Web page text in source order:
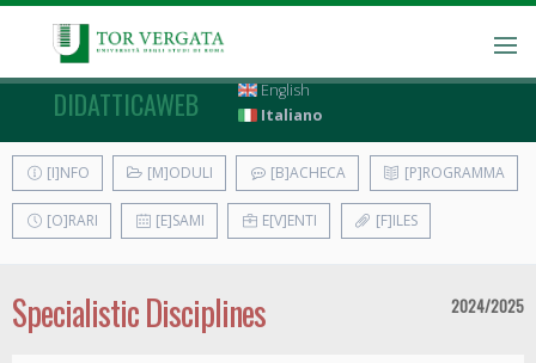
DIDATTICAWEB
English
Italiano
[I]NFO [M]ODULI [B]ACHECA [P]ROGRAMMA
[O]RARI [E]SAMI E[V]ENTI [F]ILES
Specialistic Disciplines 2024/2025